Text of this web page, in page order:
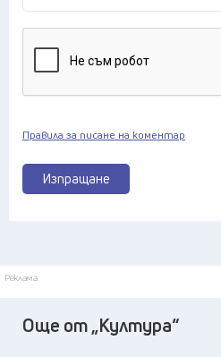
Изпращане
Правила за писане на коментар
Реклама
Още от „Култура“